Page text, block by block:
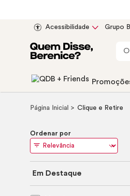
Acessibilidade Grupo
Página Inicial Clique e Retire
Ordenar por
Em Destaque